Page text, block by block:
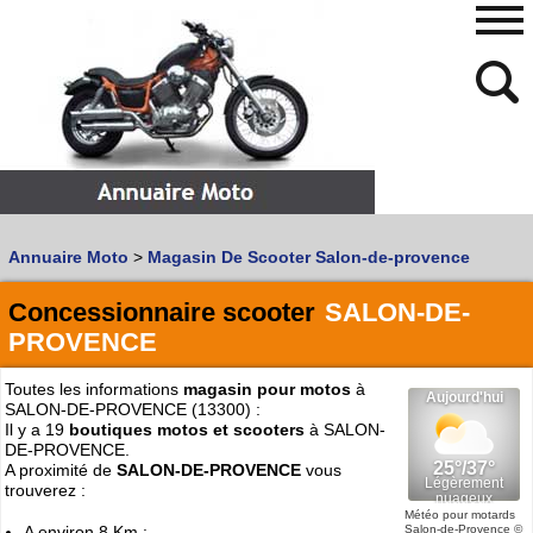
Vous recherchez un garageMOTOouSCOOTER?
Quoi :
Où :
Trouver un garage Moto !
Retrouvez dans votre VILLE
L'ANNUAIRE MOTO & SCOOTER
480
768
Annuaire Moto > Magasin De Scooter Salon-de-provence
Concessionnaire scooter SALON-DE-
PROVENCE
Toutes les informations magasin pour motos à
SALON-DE-PROVENCE (13300) :
Il y a 19 boutiques motos et scooters à SALON-
DE-PROVENCE.
A proximité de SALON-DE-PROVENCE vous
trouverez :
Météo pour motards
Salon-de-Provence ©